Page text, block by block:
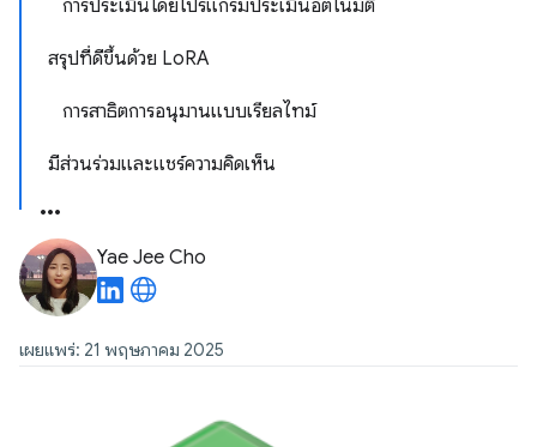
การประเมินโดยโปรแกรมประเมินอัตโนมัติ
สรุปที่ดีขึ้นด้วย LoRA
การสาธิตการอนุมานแบบเรียลไทม์
มีส่วนร่วมและแชร์ความคิดเห็น
Yae Jee Cho
เผยแพร่: 21 พฤษภาคม 2025